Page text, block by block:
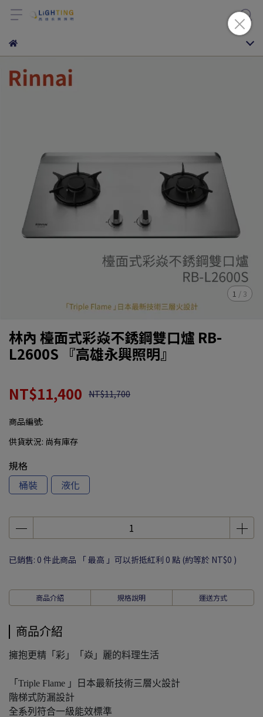
1 / 3
林內 檯面式彩焱不銹鋼雙口爐 RB-
L2600S 『高雄永興照明』
NT$11,400 NT$11,700
商品編號:
供貨狀況: 尚有庫存
規格
桶裝
液化
已銷售: 0 件此商品 「 最高 」可以折抵紅利 0 點 (約等於 NT$0 )
商品介紹 規格說明 運送方式
商品介紹
擁抱更精「彩」「焱」麗的料理生活
「Triple Flame 」日本最新技術三層火設計
階梯式防漏設計
全系列符合一級能效標準